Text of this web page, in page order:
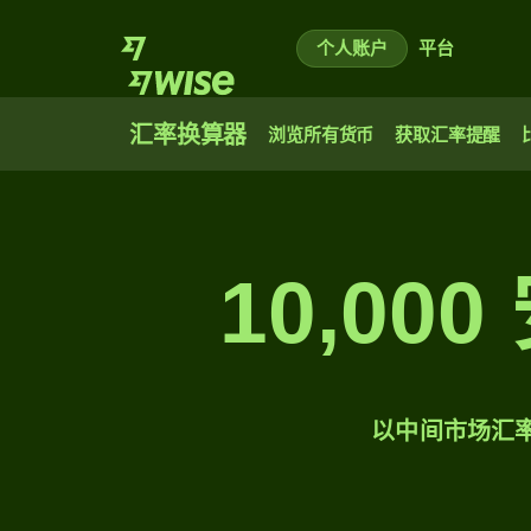
个人账户 平台
汇率换算器 浏览所有货币 获取汇率提醒
10,000
以中间市场汇